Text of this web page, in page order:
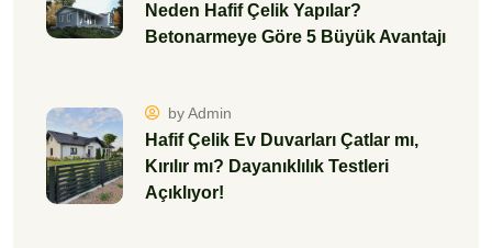
Neden Hafif Çelik Yapılar?
Betonarmeye Göre 5 Büyük Avantajı
by Admin
Hafif Çelik Ev Duvarları Çatlar mı,
Kırılır mı? Dayanıklılık Testleri
Açıklıyor!